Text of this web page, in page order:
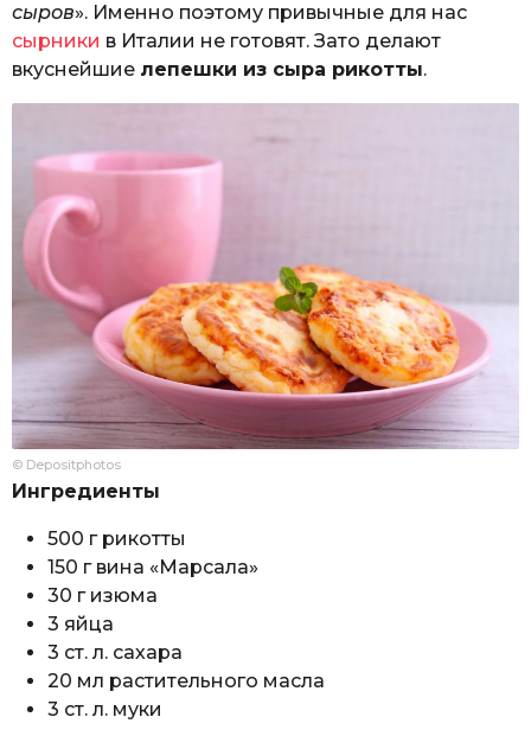
сыров». Именно поэтому привычные для нас
сырники в Италии не готовят. Зато делают
вкуснейшие лепешки из сыра рикотты.
© Depositphotos
Ингредиенты
500 г рикотты
150 г вина «Марсала»
30 г изюма
3 яйца
3 ст. л. сахара
20 мл растительного масла
3 ст. л. муки